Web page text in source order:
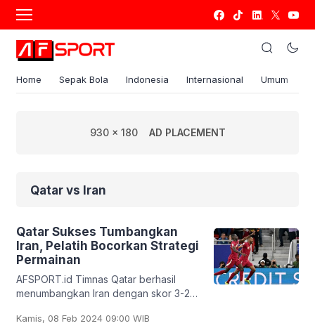
Home Sepak Bola Indonesia Internasional Umum
930 x 180 AD PLACEMENT
Qatar vs Iran
Qatar Sukses Tumbangkan
Iran, Pelatih Bocorkan Strategi
Permainan
AFSPORT.id Timnas Qatar berhasil
menumbangkan Iran dengan skor 3-2
Stadion Al Thumama, Al Rayyan, pada
Kamis, 08 Feb 2024 09:00 WIB